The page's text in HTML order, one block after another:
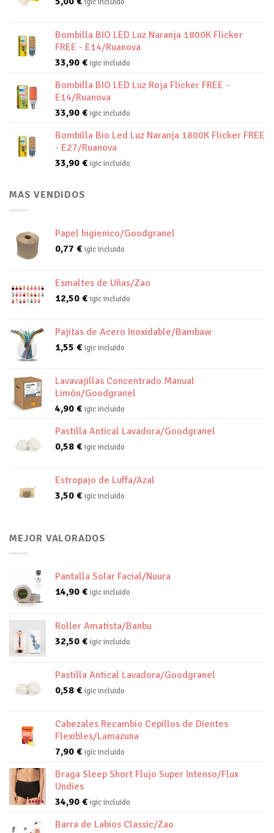
Bombilla BIO LED Luz Naranja 1800K Flicker
FREE - E14/Ruanova
33,90 € igic incluido
Bombilla BIO LED Luz Roja Flicker FREE -
E14/Ruanova
33,90 € igic incluido
Bombilla Bio Led Luz Naranja 1800K Flicker FREE
- E27/Ruanova
33,90 € igic incluido
MAS VENDIDOS
Papel higienico/Goodgranel
0,77 € igic incluido
Esmaltes de Uñas/Zao
12,50 € igic incluido
Pajitas de Acero Inoxidable/Bambaw
1,55 € igic incluido
Lavavajillas Concentrado Manual
Limón/Goodgranel
4,90 € igic incluido
Pastilla Antical Lavadora/Goodgranel
0,58 € igic incluido
Estropajo de Luffa/Azal
3,50 € igic incluido
MEJOR VALORADOS
Pantalla Solar Facial/Nuura
14,90 € igic incluido
Roller Amatista/Banbu
32,50 € igic incluido
Pastilla Antical Lavadora/Goodgranel
0,58 € igic incluido
Cabezales Recambio Cepillos de Dientes
Flexibles/Lamazuna
7,90 € igic incluido
Braga Sleep Short Flujo Super Intenso/Flux
Undies
34,90 € igic incluido
Barra de Labios Classic/Zao